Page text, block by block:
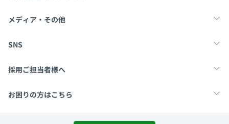
学習
メディア・その他
Tech Team Journal
SNS
X
採用ご担当者様へ
採用・教育をお考えの企業様へ
お困りの方はこちら